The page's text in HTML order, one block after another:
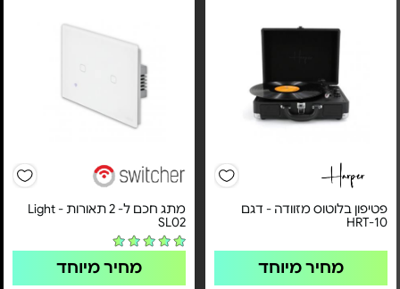
פטיפון בלוטוס מזוודה - דגם
HRT-10
מחיר מיוחד
מתג חכם ל- 2 תאורות - Light
SL02
מחיר מיוחד